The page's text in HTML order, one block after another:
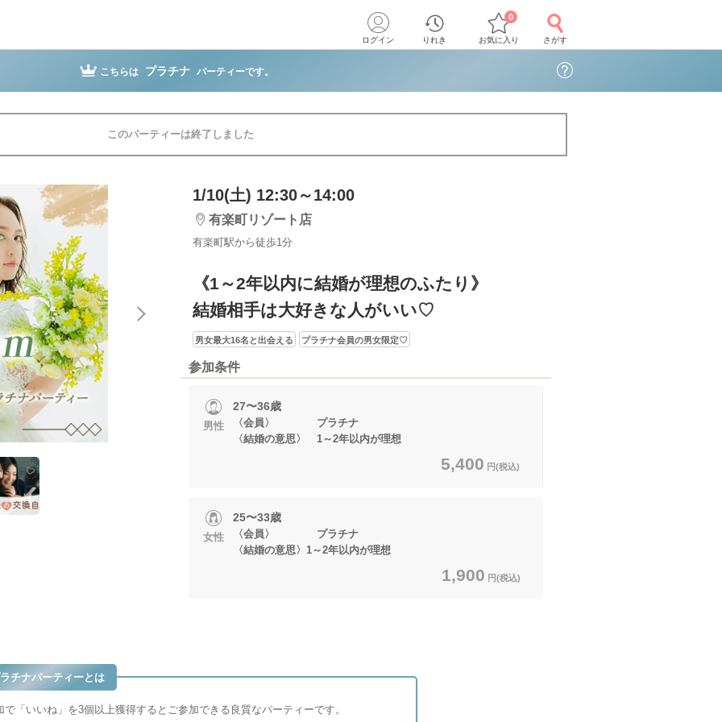
ログイン りれき お気に入り
0
さがす
こちらは プラチナ パーティーです。
このパーティーは終了しました
1/10(土) 12:30～14:00
有楽町リゾート店
有楽町駅から徒歩1分
《1～2年以内に結婚が理想のふたり》
結婚相手は大好きな人がいい♡
男女最大16名と出会える プラチナ会員の男女限定♡
参加条件
男性
27〜36歳
〈会員〉 プラチナ
〈結婚の意思〉 1～2年以内が理想
5,400 円(税込)
女性
25〜33歳
〈会員〉 プラチナ
〈結婚の意思〉1～2年以内が理想
1,900 円(税込)
チナパーティーとは
で「いいね」を3個以上獲得するとご参加できる良質なパーティーです。